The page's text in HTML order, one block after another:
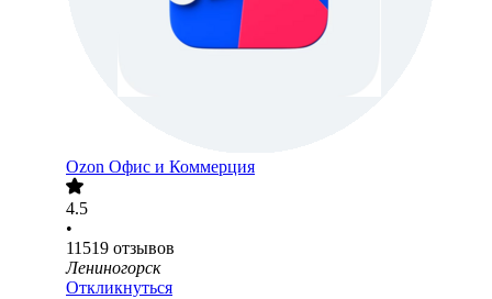
Ozon Офис и Коммерция
4.5
•
11519 отзывов
Лениногорск
Откликнуться